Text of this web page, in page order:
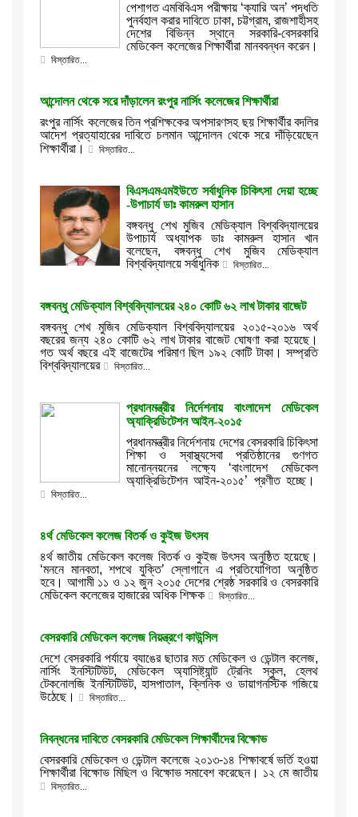
পেশাগত এমবিবিএস পরীক্ষায় ‘ক্যারি অন’ পদ্ধতি
পুনর্বহাল করার দাবিতে ঢাকা, চট্টগ্রাম, রাজশাহীসহ
দেশের বিভিন্ন স্থানে সরকারি-বেসরকারি
মেডিকেল কলেজের শিক্ষার্থীরা মানববন্ধন করেন।
বিস্তারিত...
আন্দোলন থেকে সরে দাঁড়ালেন রংপুর নার্সিং কলেজের শিক্ষার্থীরা
রংপুর নার্সিং কলেজের তিন প্রশিক্ষকের অপসারণসহ ছয় শিক্ষার্থীর বদলির
আদেশ প্রত্যাহারের দাবিতে চলমান আন্দোলন থেকে সরে দাঁড়িয়েছেন
শিক্ষার্থীরা । বিস্তারিত...
বিএসএমএমইউতে সর্বাধুনিক চিকিৎসা দেয়া হচ্ছে
-উপাচার্য ডাঃ কামরুল হাসান
বঙ্গবন্ধু শেখ মুজিব মেডিক্যাল বিশ্ববিদ্যালয়ের
উপাচার্য
অধ্যাপক ডাঃ কামরুল হাসান
খান
বলেছেন, বঙ্গবন্ধু শেখ মুজিব
মেডিক্যাল
বিশ্ববিদ্যালয়ে সর্বাধুনিক বিস্তারিত...
বঙ্গবন্ধু মেডিক্যাল বিশ্ববিদ্যালয়ের ২৪০ কোটি ৬২ লাখ টাকার বাজেট
বঙ্গবন্ধু শেখ মুজিব মেডিক্যাল বিশ্ববিদ্যালয়ের ২০১৫-২০১৬ অর্থ
বছরের জন্য ২৪০ কোটি ৬২ লাখ টাকার বাজেট ঘোষণা করা হয়েছে।
গত অর্থ বছরে এই বাজেটের পরিমাণ ছিল ১৯২ কোটি টাকা। সম্প্রতি
বিশ্ববিদ্যালয়ের
বিস্তারিত...
প্রধানমন্ত্রীর নির্দেশনায় বাংলাদেশ মেডিকেল
অ্যাক্রিডিটেশন আইন-২০১৫
প্রধানমন্ত্রীর নির্দেশনায় দেশের বেসরকারি চিকিৎসা
শিক্ষা ও স্বাস্থ্যসেবা প্রতিষ্ঠানের গুণগত
মানোন্নয়নের লক্ষ্যে ‘বাংলাদেশ মেডিকেল
অ্যাক্রিডিটেশন আইন-২০১৫’ প্রণীত হচ্ছে।
বিস্তারিত...
৪র্থ মেডিকেল কলেজ বিতর্ক ও কুইজ উৎসব
৪র্থ জাতীয় মেডিকেল কলেজ বিতর্ক ও কুইজ উৎসব অনুষ্ঠিত হয়েছে।
‘মননে মানবতা, শপথে যুক্তি’ স্লোগানে এ প্রতিযোগিতা অনুষ্ঠিত
হবে। আগামী ১১ ও ১২ জুন ২০১৫ দেশের শ্রেষ্ঠ সরকারি ও বেসরকারি
মেডিকেল কলেজের হাজারের অধিক শিক্ষক
বিস্তারিত...
বেসরকারি মেডিকেল কলেজ নিয়ন্ত্রণে কাউন্সিল
দেশে বেসরকারি পর্যায়ে ব্যাঙের ছাতার মত মেডিকেল ও ডেন্টাল কলেজ,
নার্সিং ইনস্টিটিউট, মেডিকেল অ্যাসিষ্ট্যান্ট ট্রেনিং স্কুল, হেলথ
টেকনোলজি ইনস্টিটিউট, হাসপাতাল, ক্লিনিক ও ডায়াগনস্টিক গজিয়ে
উঠেছে।
বিস্তারিত...
নিবন্ধনের দাবিতে বেসরকারি মেডিকেল শিক্ষার্থীদের বিক্ষোভ
বেসরকারি মেডিকেল ও ডেন্টাল কলেজে ২০১৩-১৪ শিক্ষাবর্ষে ভর্তি হওয়া
শিক্ষার্থীরা বিক্ষোভ মিছিল ও বিক্ষোভ সমাবেশ করেছেন। ১২ মে জাতীয়
বিস্তারিত...